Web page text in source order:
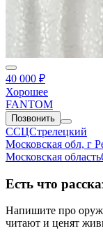
40 000 ₽
Хорошее
FANTOM
Позвонить
ССЦСтрелецкий
Московская обл, г
Московская область
Есть что
Напишите про
читают и ценят